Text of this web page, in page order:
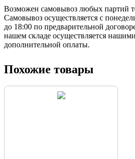
Возможен самовывоз любых партий
Самовывоз осуществляется с
до 18:00 по предварительной
нашем складе осуществляется
дополнительной оплаты.
Похожие товары